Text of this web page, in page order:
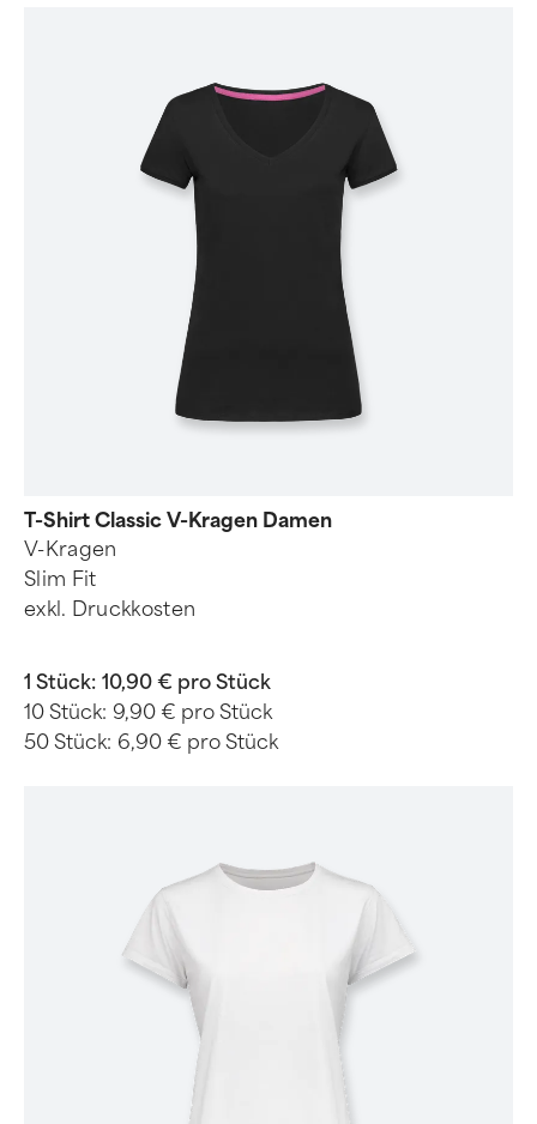
T-Shirt Classic V-Kragen Damen
V-Kragen
Slim Fit
exkl. Druckkosten
1 Stück: 10,90 € pro Stück
10 Stück: 9,90 € pro Stück
50 Stück: 6,90 € pro Stück